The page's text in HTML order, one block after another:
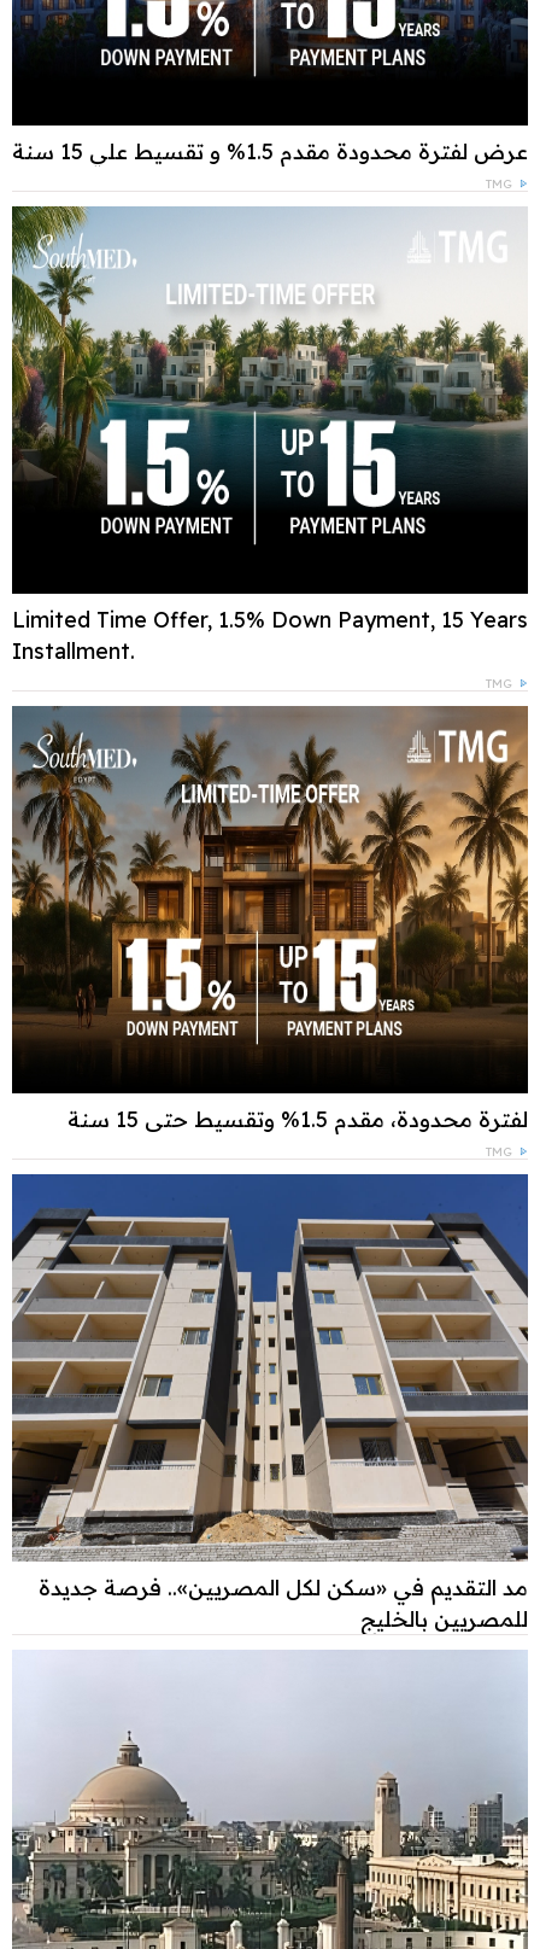
عرض لفترة محدودة مقدم 1.5% و تقسيط علي 15 سنة
TMG
Limited Time Offer, 1.5% Down Payment, 15 Years
Installment.
TMG
لفترة محدودة، مقدم 1.5% وتقسيط حتى 15 سنة
TMG
مد التقديم في «سكن لكل المصريين».. فرصة جديدة
للمصريين بالخليج